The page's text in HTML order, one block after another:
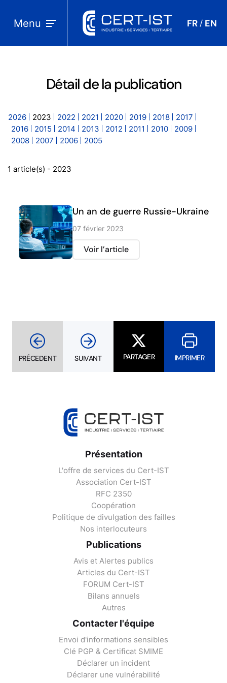
Menu FR / EN
Détail de la publication
2026 2023 2022 2021 2020 2019 2018
2017
2016
2015 2014 2013 2012 2011 2010
2009
2008
2007 2006 2005
1 article(s) - 2023
Un an de guerre Russie-Ukraine
07 février 2023
Voir l’article
PRÉCEDENT SUIVANT PARTAGER IMPRIMER
Présentation
L'offre de services du Cert-IST
Association Cert-IST
RFC 2350
Coopération
Politique de divulgation des failles
Nos interlocuteurs
Publications
Avis et Alertes publics
Articles du Cert-IST
FORUM Cert-IST
Bilans annuels
Autres
Contacter l'équipe
Envoi d'informations sensibles
Clé PGP & Certificat SMIME
Déclarer un incident
Déclarer une vulnérabilité